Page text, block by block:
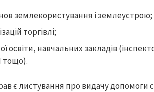
землекористування і землеустрою;
торгівлі;
освіти, навчальних закладів
тощо).
є листування про видачу